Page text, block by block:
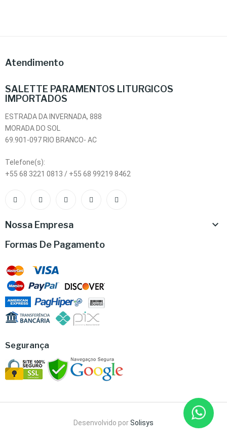
Atendimento
SALETTE PARAMENTOS LITURGICOS
IMPORTADOS
ESTRADA DA INVERNADA, 888
MORADA DO SOL
69.901-097 RIO BRANCO- AC
Telefone(s):
+55 68 3221 0813 / +55 68 99219 8462
Nossa Empresa 
Formas De Pagamento
Segurança
Desenvolvido porSolisys